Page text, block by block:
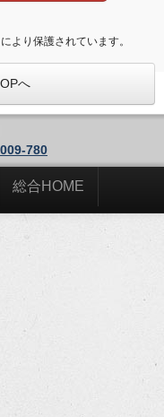
より保護されています。
へ
780
総合HOME